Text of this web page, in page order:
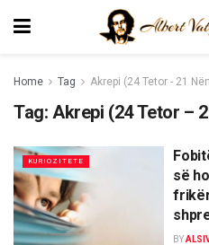
Home Tag Akrepi (24 Tetor - 21
Tag: Akrepi (24 Tetor –
KURIOZITETE
së
BY